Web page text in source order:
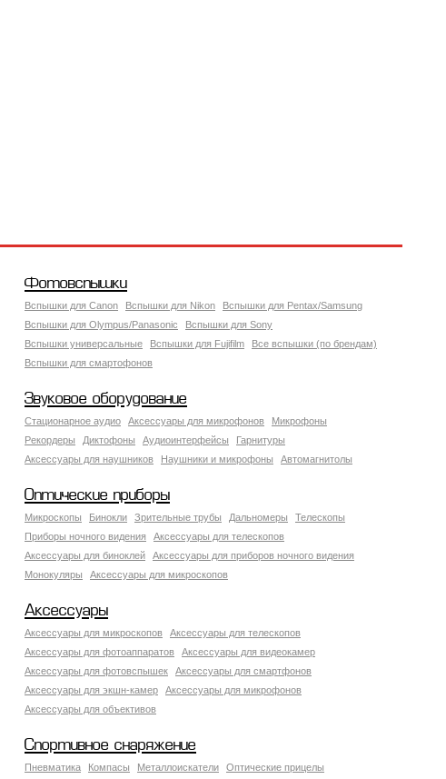
Фотовспышки
Вспышки для Canon Вспышки для Nikon
Вспышки для Pentax/Samsung
Вспышки для Olympus/Panasonic
Вспышки для Sony
Вспышки универсальные
Вспышки для Fujifilm
Все вспышки (по брендам)
Вспышки для смартофонов
Звуковое оборудование
Стационарное аудио Аксессуары для микрофонов
Микрофоны
Рекордеры
Диктофоны Аудиоинтерфейсы
Гарнитуры
Аксессуары для наушников
Наушники и микрофоны Автомагнитолы
Оптические приборы
Микроскопы Бинокли Зрительные трубы Дальномеры
Телескопы
Приборы ночного видения
Аксессуары для телескопов
Аксессуары для биноклей
Аксессуары для приборов ночного видения
Монокуляры
Аксессуары для микроскопов
Аксессуары
Аксессуары для микроскопов
Аксессуары для телескопов
Аксессуары для фотоаппаратов
Аксессуары для видеокамер
Аксессуары для фотовспышек
Аксессуары для смартфонов
Аксессуары для экшн-камер
Аксессуары для микрофонов
Аксессуары для объективов
Спортивное снаряжение
Пневматика Компасы Металлоискатели
Оптические прицелы